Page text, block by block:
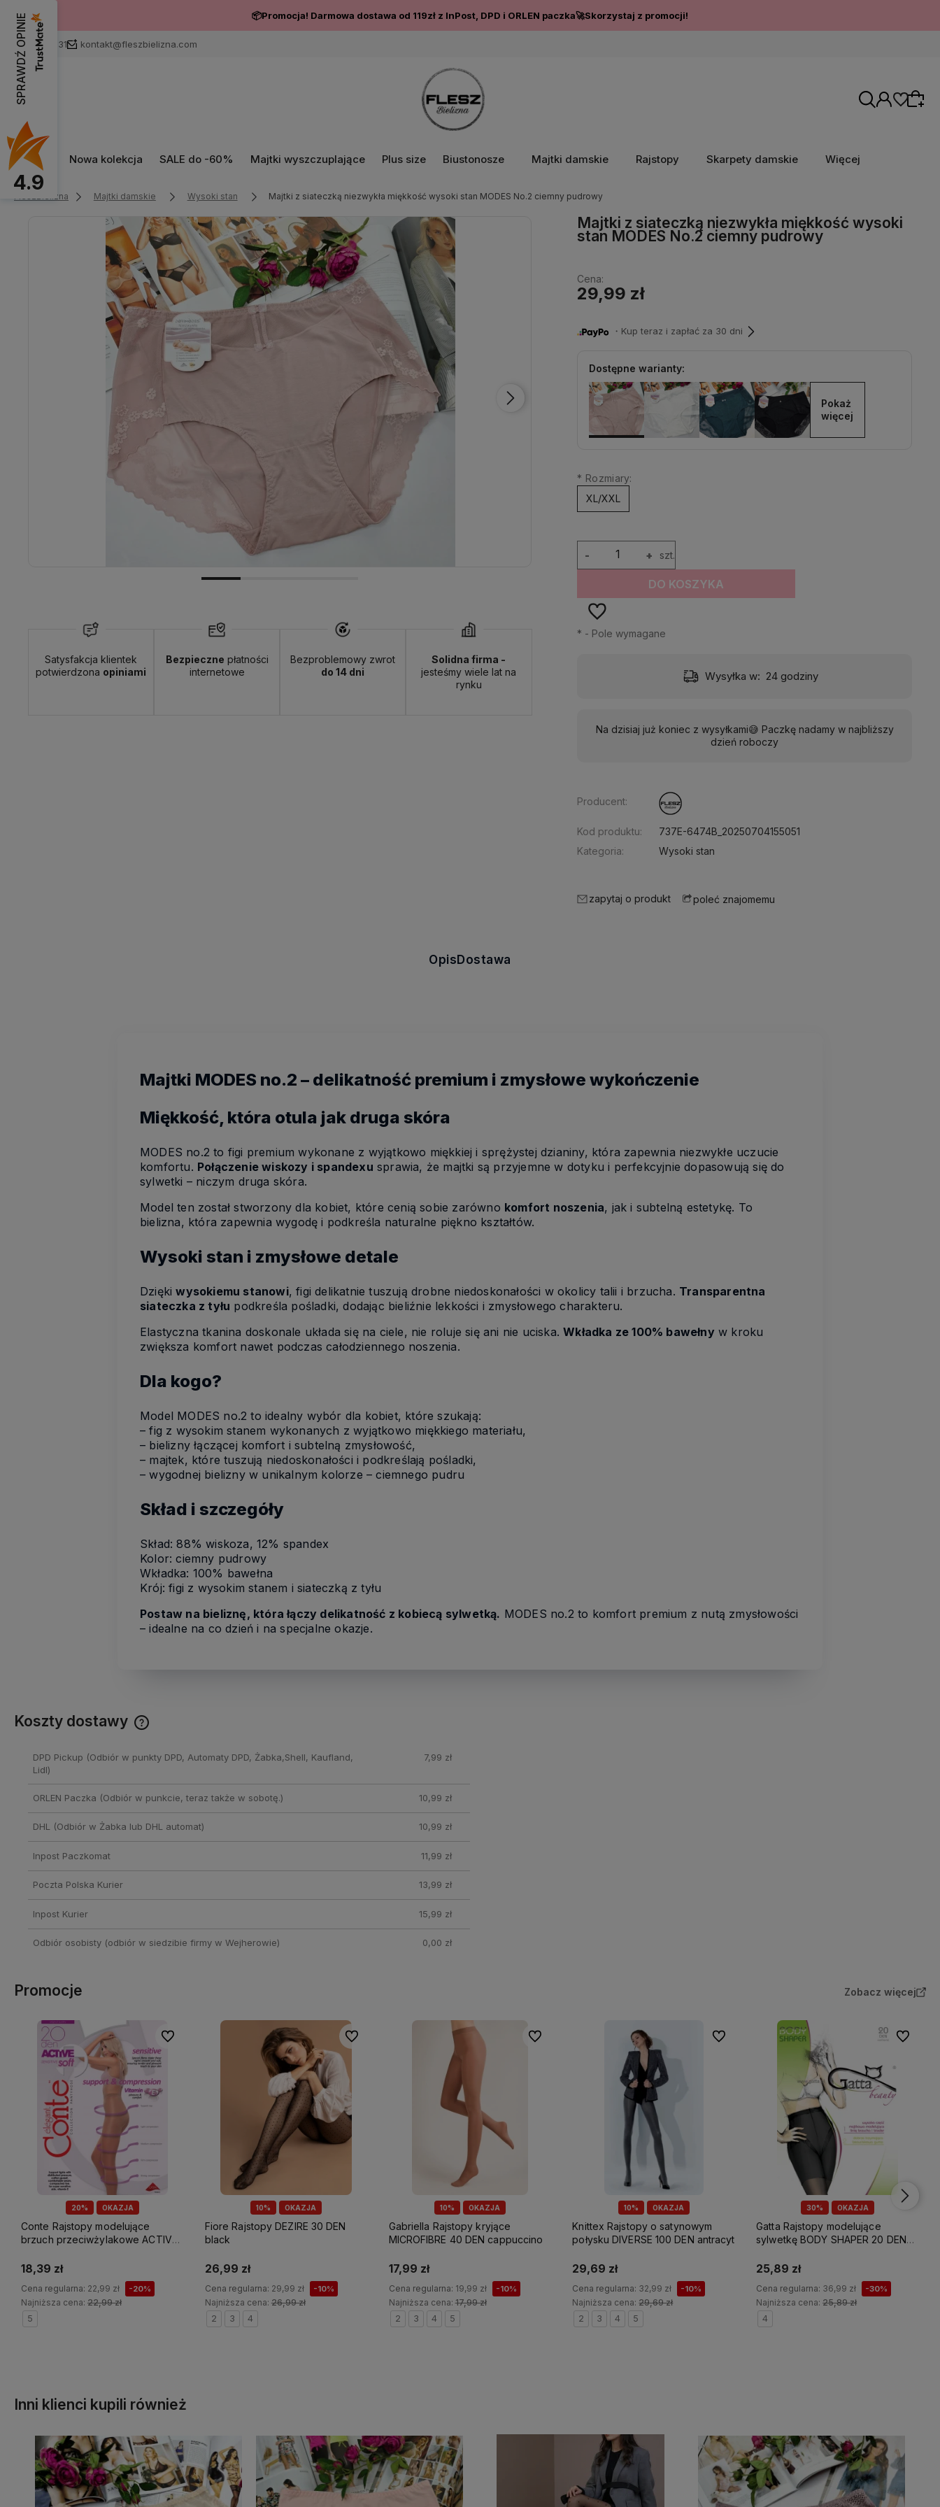
📦Promocja! Darmowa dostawa od 119zł z InPost, DPD i ORLEN paczka🚀Skorzystaj z promocji!
731181131 kontakt@fleszbielizna.com
Nowa kolekcja SALE do -60% Majtki wyszczuplające Plus size Biustonosze Majtki damskie Rajstopy Skarpety damskie Więcej
FleszBielizna Majtki damskie Wysoki stan Majtki z siateczką niezwykła miękkość wysoki stan MODES No.2 ciemny pudrowy
Satysfakcja klientek
potwierdzona opiniami
Bezpieczne płatności
internetowe
Bezproblemowy zwrot
do 14 dni
Solidna firma -
jesteśmy wiele lat na
rynku
Majtki z siateczką niezwykła miękkość wysoki
stan MODES No.2 ciemny pudrowy
Cena:
29,99 zł
・Kup teraz i zapłać za 30 dni
Dostępne warianty:
Pokaż
więcej
* Rozmiary:
XL/XXL
+
- szt.
DO KOSZYKA
* - Pole wymagane
Dostawa: od 7,99 zł - DPD Pickup Dostępność: na wyczerpaniu Wysyłka w: 24 godziny
Na dzisiaj już koniec z wysyłkami😅 Paczkę nadamy w najbliższy
dzień roboczy
Producent:
Kod produktu:
737E-6474B_20250704155051
Kategoria:
Wysoki stan
zapytaj o produkt poleć znajomemu
Opis Dostawa
Majtki MODES no.2 – delikatność premium i zmysłowe wykończenie
Miękkość, która otula jak druga skóra
MODES no.2 to figi premium wykonane z wyjątkowo miękkiej i sprężystej dzianiny, która zapewnia niezwykłe uczucie
komfortu. Połączenie wiskozy i spandexu sprawia, że majtki są przyjemne w dotyku i perfekcyjnie dopasowują się do
sylwetki – niczym druga skóra.
Model ten został stworzony dla kobiet, które cenią sobie zarówno komfort noszenia, jak i subtelną estetykę. To
bielizna, która zapewnia wygodę i podkreśla naturalne piękno kształtów.
Wysoki stan i zmysłowe detale
Dziękiwysokiemu stanowi, figi delikatnie tuszują drobne niedoskonałości w okolicy talii i brzucha. Transparentna
siateczka z tyłu podkreśla pośladki, dodając bieliźnie lekkości i zmysłowego charakteru.
Elastyczna tkanina doskonale układa się na ciele, nie roluje się ani nie uciska.Wkładka ze 100% bawełnyw kroku
zwiększa komfort nawet podczas całodziennego noszenia.
Dla kogo?
Model MODES no.2 to idealny wybór dla kobiet, które szukają:
– fig z wysokim stanem wykonanych z wyjątkowo miękkiego materiału,
– bielizny łączącej komfort i subtelną zmysłowość,
– majtek, które tuszują niedoskonałości i podkreślają pośladki,
– wygodnej bielizny w unikalnym kolorze – ciemnego pudru
Skład i szczegóły
Skład: 88% wiskoza, 12% spandex
Kolor: ciemny pudrowy
Wkładka: 100% bawełna
Krój: figi z wysokim stanem i siateczką z tyłu
Postaw na bieliznę, która łączy delikatność z kobiecą sylwetką. MODES no.2 to komfort premium z nutą zmysłowości
– idealne na co dzień i na specjalne okazje.
Koszty dostawy
Cena nie zawiera ewentualnych
DPD Pickup (Odbiór w punkty DPD, Automaty DPD, Żabka,Shell, Kaufland,
Lidl)
7,99 zł
ORLEN Paczka (Odbiór w punkcie, teraz także w sobotę.) 10,99 zł
DHL (Odbiór w Żabka lub DHL automat) 10,99 zł
Inpost Paczkomat 11,99 zł
Poczta Polska Kurier 13,99 zł
Inpost Kurier 15,99 zł
Odbiór osobisty(odbiór w siedzibie firmy w Wejherowie) 0,00 zł
Promocje Zobacz więcej
20% OKAZJA
Conte Rajstopy modelujące
brzuch przeciwżylakowe ACTIVE
18,39 zł
Cena regularna: 22,99 zł -20%
Najniższa cena: 22,99 zł
5
Do ulubionych
10% OKAZJA
Fiore Rajstopy DEZIRE 30 DEN
black
26,99 zł
Cena regularna: 29,99 zł -10%
Najniższa cena: 26,99 zł
2
3 4
Do ulubionych
10% OKAZJA
Gabriella Rajstopy kryjące
MICROFIBRE 40 DEN cappuccino
17,99 zł
Cena regularna: 19,99 zł -10%
Najniższa cena:17,99 zł
2
3 4 5
Do ulubionych
10% OKAZJA
Knittex Rajstopy o satynowym
połysku DIVERSE 100 DEN antracyt
29,69 zł
Cena regularna: 32,99 zł -10%
Najniższa cena:29,69 zł
2
3 4 5
Do ulubionych
30% OKAZJA
Gatta Rajstopy modelujące
sylwetkę BODY SHAPER 20 DEN
25,89 zł
Cena regularna: 36,99 zł -30%
Najniższa cena:25,89 zł
4
Do
Inni klienci kupili również
SPRAWDŹ OPINIE
4.9